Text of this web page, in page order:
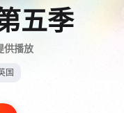
五季
供播放
国